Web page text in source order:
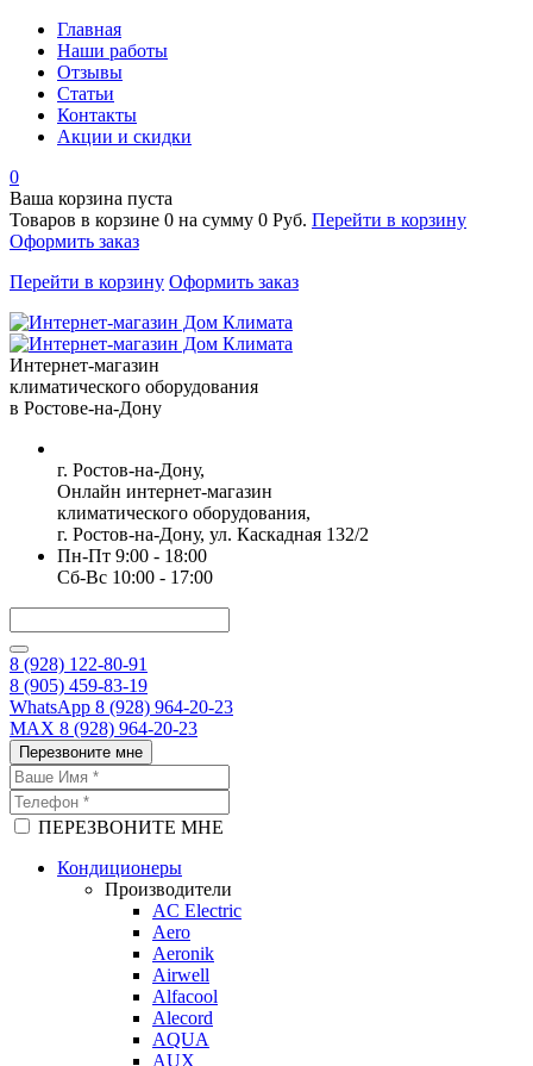
Главная
Наши работы
Отзывы
Статьи
Контакты
Акции и скидки
0
Ваша корзина пуста
Товаров в корзине 0 на сумму 0 Руб. Перейти в корзину
Оформить заказ
Перейти в корзину Оформить заказ
Интернет-магазин
климатического оборудования
в Ростове-на-Дону
г. Ростов-на-Дону,
Онлайн интернет-магазин
климатического оборудования,
г. Ростов-на-Дону, ул. Каскадная 132/2
Пн-Пт 9:00 - 18:00
Сб-Вс 10:00 - 17:00
8 (928) 122-80-91
8 (905) 459-83-19
WhatsApp 8 (928) 964-20-23
MAX 8 (928) 964-20-23
Перезвоните мне
ПЕРЕЗВОНИТЕ МНЕ
Кондиционеры
Производители
AC Electric
Aero
Aeronik
Airwell
Alfacool
Alecord
AQUA
AUX